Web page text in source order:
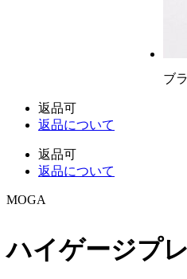
ブ
返品可
返品について
返品可
返品について
MOGA
ハイゲージプ